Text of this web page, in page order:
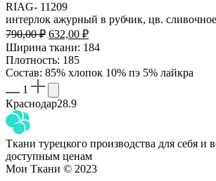
RIAG- 11209
интерлок ажурный в рубчик, цв.
790,00₽ Первоначальная
цена
составляла
790,00 ₽.
632,00 ₽Текущая
цена:
Ширина ткани: 184
Плотность: 185
Состав: 85% хлопок 10% пэ 5% лайкра
1
Краснодар28.9
Ткани турецкого производства для себя и
доступным ценам
Мои Ткани © 2023